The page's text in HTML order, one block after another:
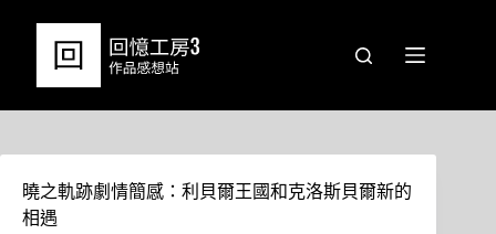
曉之軌跡劇情簡感：利貝爾王國和克洛斯貝爾新的
相遇